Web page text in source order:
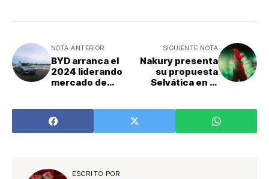
NOTA ANTERIOR
BYD arranca el
2024 liderando
mercado de
mundial
SIGUIENTE NOTA
Nakury presenta
su propuesta
Selvática en el
ESCRITO POR